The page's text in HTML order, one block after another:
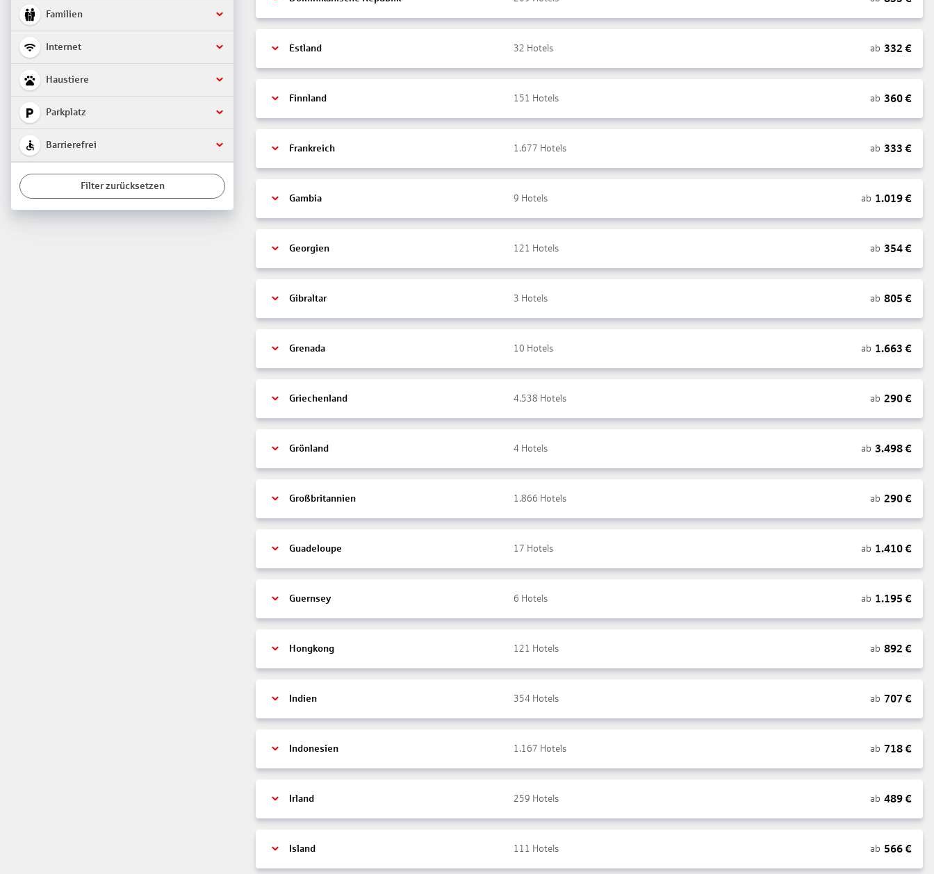
Familien
Internet
Haustiere
Parkplatz
Barrierefrei
Filter zurücksetzen
Estland 32 Hotels ab 332 €
Finnland 151 Hotels ab 360€
Frankreich 1.677 Hotels ab 333 €
Gambia 9 Hotels ab 1.019€
Georgien 121 Hotels ab 354€
Gibraltar 3 Hotels ab 805 €
Grenada 10 Hotels ab 1.663 €
Griechenland 4.538 Hotels ab 290€
Grönland 4 Hotels ab 3.498€
Großbritannien 1.866 Hotels ab 290€
Guadeloupe 17 Hotels ab 1.410€
Guernsey 6 Hotels ab 1.195 €
Hongkong 121 Hotels ab 892 €
Indien 354 Hotels ab 707 €
Indonesien 1.167 Hotels ab 718€
Irland 259 Hotels ab 489€
Island 111 Hotels ab 566€